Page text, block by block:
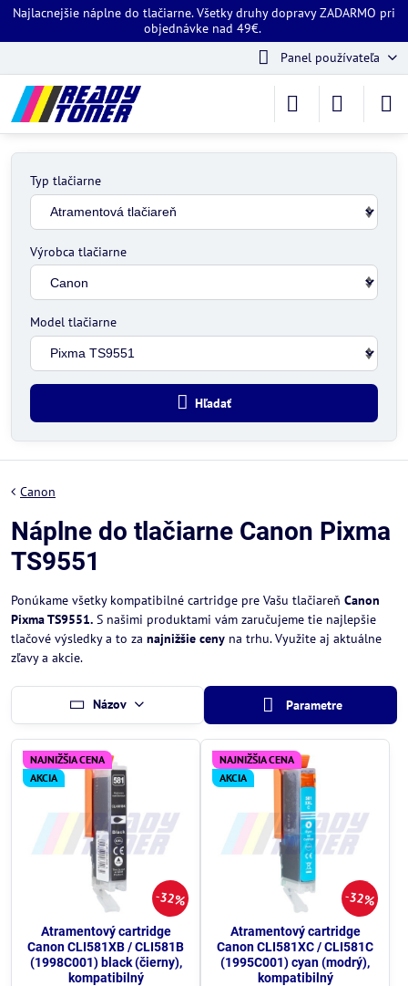
Najlacnejšie náplne do tlačiarne. Všetky druhy dopravy ZADARMO pri
objednávke nad 49€.
Panel používateľa
Typ tlačiarne
Výrobca tlačiarne
Model tlačiarne
Hľadať
Canon
Náplne do tlačiarne Canon Pixma
TS9551
Ponúkame všetky kompatibilné cartridge pre Vašu tlačiareň Canon
Pixma TS9551. S našimi produktami vám zaručujeme tie najlepšie
tlačové výsledky a to za najnižšie ceny na trhu. Využite aj aktuálne
zľavy a akcie.
Názov Parametre
32%
NAJNIŽŠIA CENA
AKCIA
Atramentový cartridge
Canon CLI581XB / CLI581B
(1998C001) black (čierny),
kompatibilný
32%
NAJNIŽŠIA CENA
AKCIA
Atramentový cartridge
Canon CLI581XC / CLI581C
(1995C001) cyan (modrý),
kompatibilný